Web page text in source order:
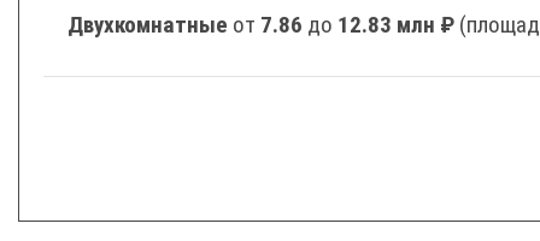
Двухкомнатные от 7.86 до 12.83 млн ₽